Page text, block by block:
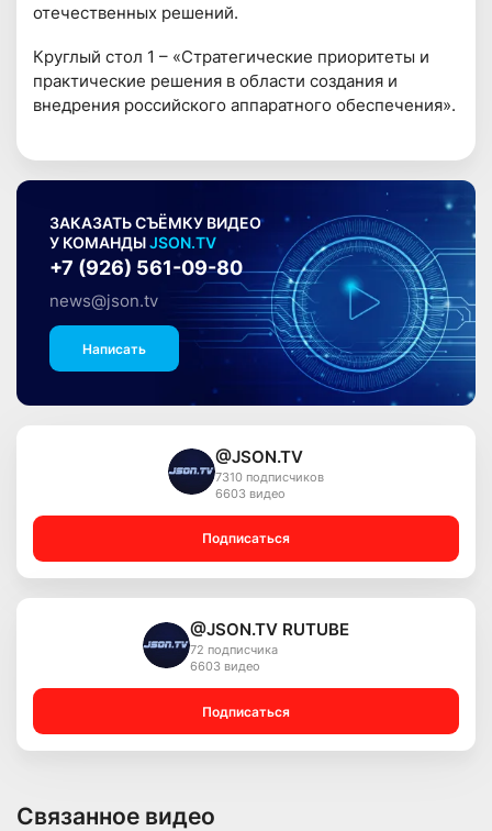
отечественных решений.
Круглый стол 1 – «Стратегические приоритеты и
практические решения в области создания и
внедрения российского аппаратного обеспечения».
ЗАКАЗАТЬ СЪЁМКУ ВИДЕО
У КОМАНДЫJSON.TV
+7 (926) 561-09-80
news@json.tv
Написать
@JSON.TV
7310 подписчиков
6603 видео
Подписаться
@JSON.TV RUTUBE
72 подписчика
6603 видео
Подписаться
Связанное видео